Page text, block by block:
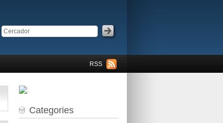
RSS
Categories